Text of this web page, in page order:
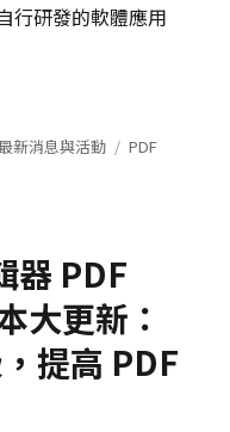
行研發的軟體應用
大 PDF SDK 技術服務
新消息與活動 Tags
PDF
器 PDF
大更新：
提高 PDF